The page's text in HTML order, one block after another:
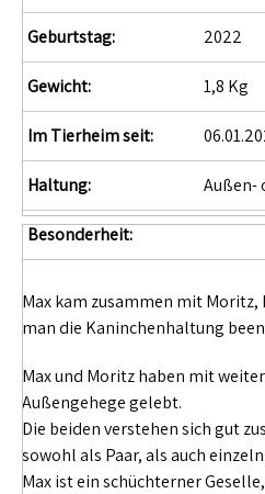
Geburtstag: 2022
Gewicht: 1,8 Kg
Im Tierheim seit:
Haltung: Außen-
Besonderheit:
Max kam zusammen mit Moritz,
man die Kaninchenhaltung
Max und Moritz haben mit
Außengehege gelebt.
Die beiden verstehen sich gut
sowohl als Paar, als auch
Max ist ein schüchterner